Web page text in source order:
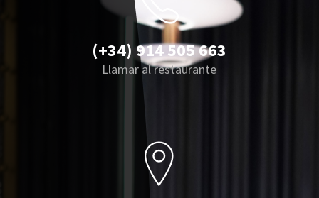
(+34) 914 505 663
Llamar al restaurante